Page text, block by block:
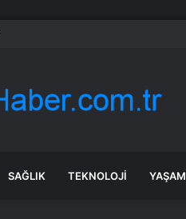
SAĞLIK TEKNOLOJI YAŞAM